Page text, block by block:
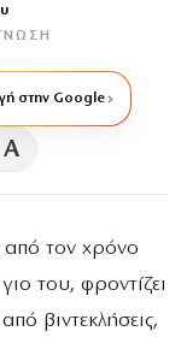
στην Google
A
από τον χρόνο
του, φροντίζει
βιντεκλήσεις,